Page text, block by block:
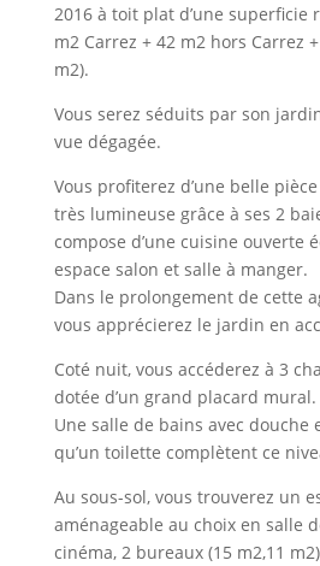
2016 à toit plat d’une superficie
m2 Carrez + 42 m2 hors Carrez
m2).
Vous serez séduits par son
vue dégagée.
Vous profiterez d’une belle
très lumineuse grâce à ses 2
compose d’une cuisine ouverte
espace salon et salle à manger.
Dans le prolongement de cette
vous apprécierez le jardin en
Coté nuit, vous accéderez à 3
dotée d’un grand placard mural.
Une salle de bains avec douche
qu’un toilette complètent ce
Au sous-sol, vous trouverez un
aménageable au choix en salle
cinéma, 2 bureaux (15 m2,11